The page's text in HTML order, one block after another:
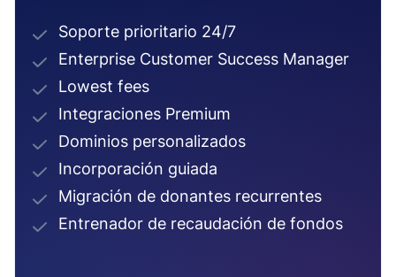
Soporte prioritario 24/7
Enterprise Customer Success Manager
Lowest fees
Integraciones Premium
Dominios personalizados
Incorporación guiada
Migración de donantes recurrentes
Entrenador de recaudación de fondos